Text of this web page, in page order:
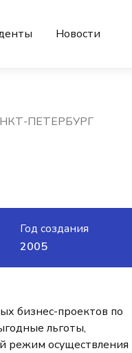
Новости
ПЕТЕРБУРГ
Год создания
2005
бизнес-проектов по
льготы,
режим осуществления